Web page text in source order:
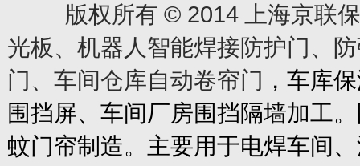
版权所有 © 2014上海京联
光板、机器人智能焊接防护门、
门、车间仓库自动卷帘门 ，车库
围挡屏、车间厂房围挡隔墙加工
蚊门帘制造。主要用于电焊车间